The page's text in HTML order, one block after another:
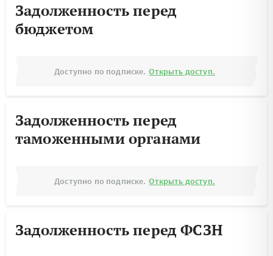
Задолженность перед
бюджетом
Доступно по подписке. Открыть доступ.
Задолженность перед
таможенными органами
Доступно по подписке. Открыть доступ.
Задолженность перед ФСЗН